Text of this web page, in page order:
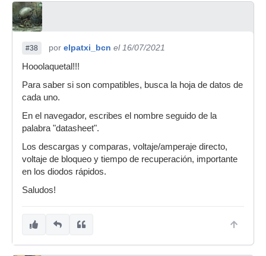
#38 por elpatxi_bcn el 16/07/2021
Hooolaquetal!!!
Para saber si son compatibles, busca la hoja de datos de
cada uno.
En el navegador, escribes el nombre seguido de la
palabra "datasheet".
Los descargas y comparas, voltaje/amperaje directo,
voltaje de bloqueo y tiempo de recuperación, importante
en los diodos rápidos.
Saludos!